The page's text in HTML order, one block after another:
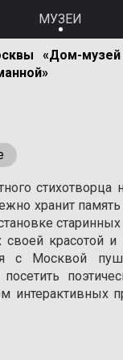
МУЗЕИ
«Дом-
стихотворца
хранит
старинных
красотой и
с Москвой
интерактивных